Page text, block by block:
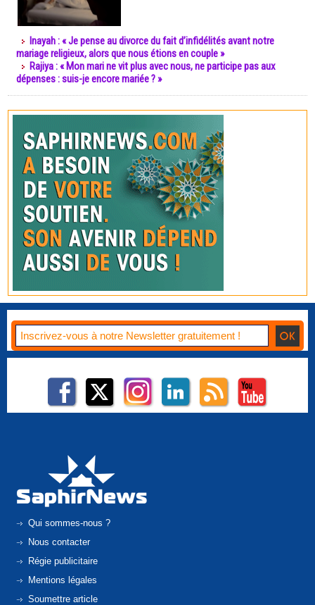
Inayah : « Je pense au divorce du fait d’infidélités avant notre
mariage religieux, alors que nous étions en couple »
Rajiya : « Mon mari ne vit plus avec nous, ne participe pas aux
dépenses : suis-je encore mariée ? »
Qui sommes-nous ?
Nous contacter
Régie publicitaire
Mentions légales
Soumettre article